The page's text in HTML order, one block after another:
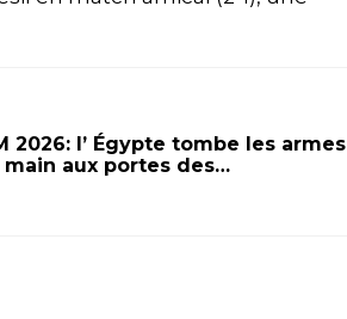
2026: l’ Égypte tombe les armes
main aux portes des…